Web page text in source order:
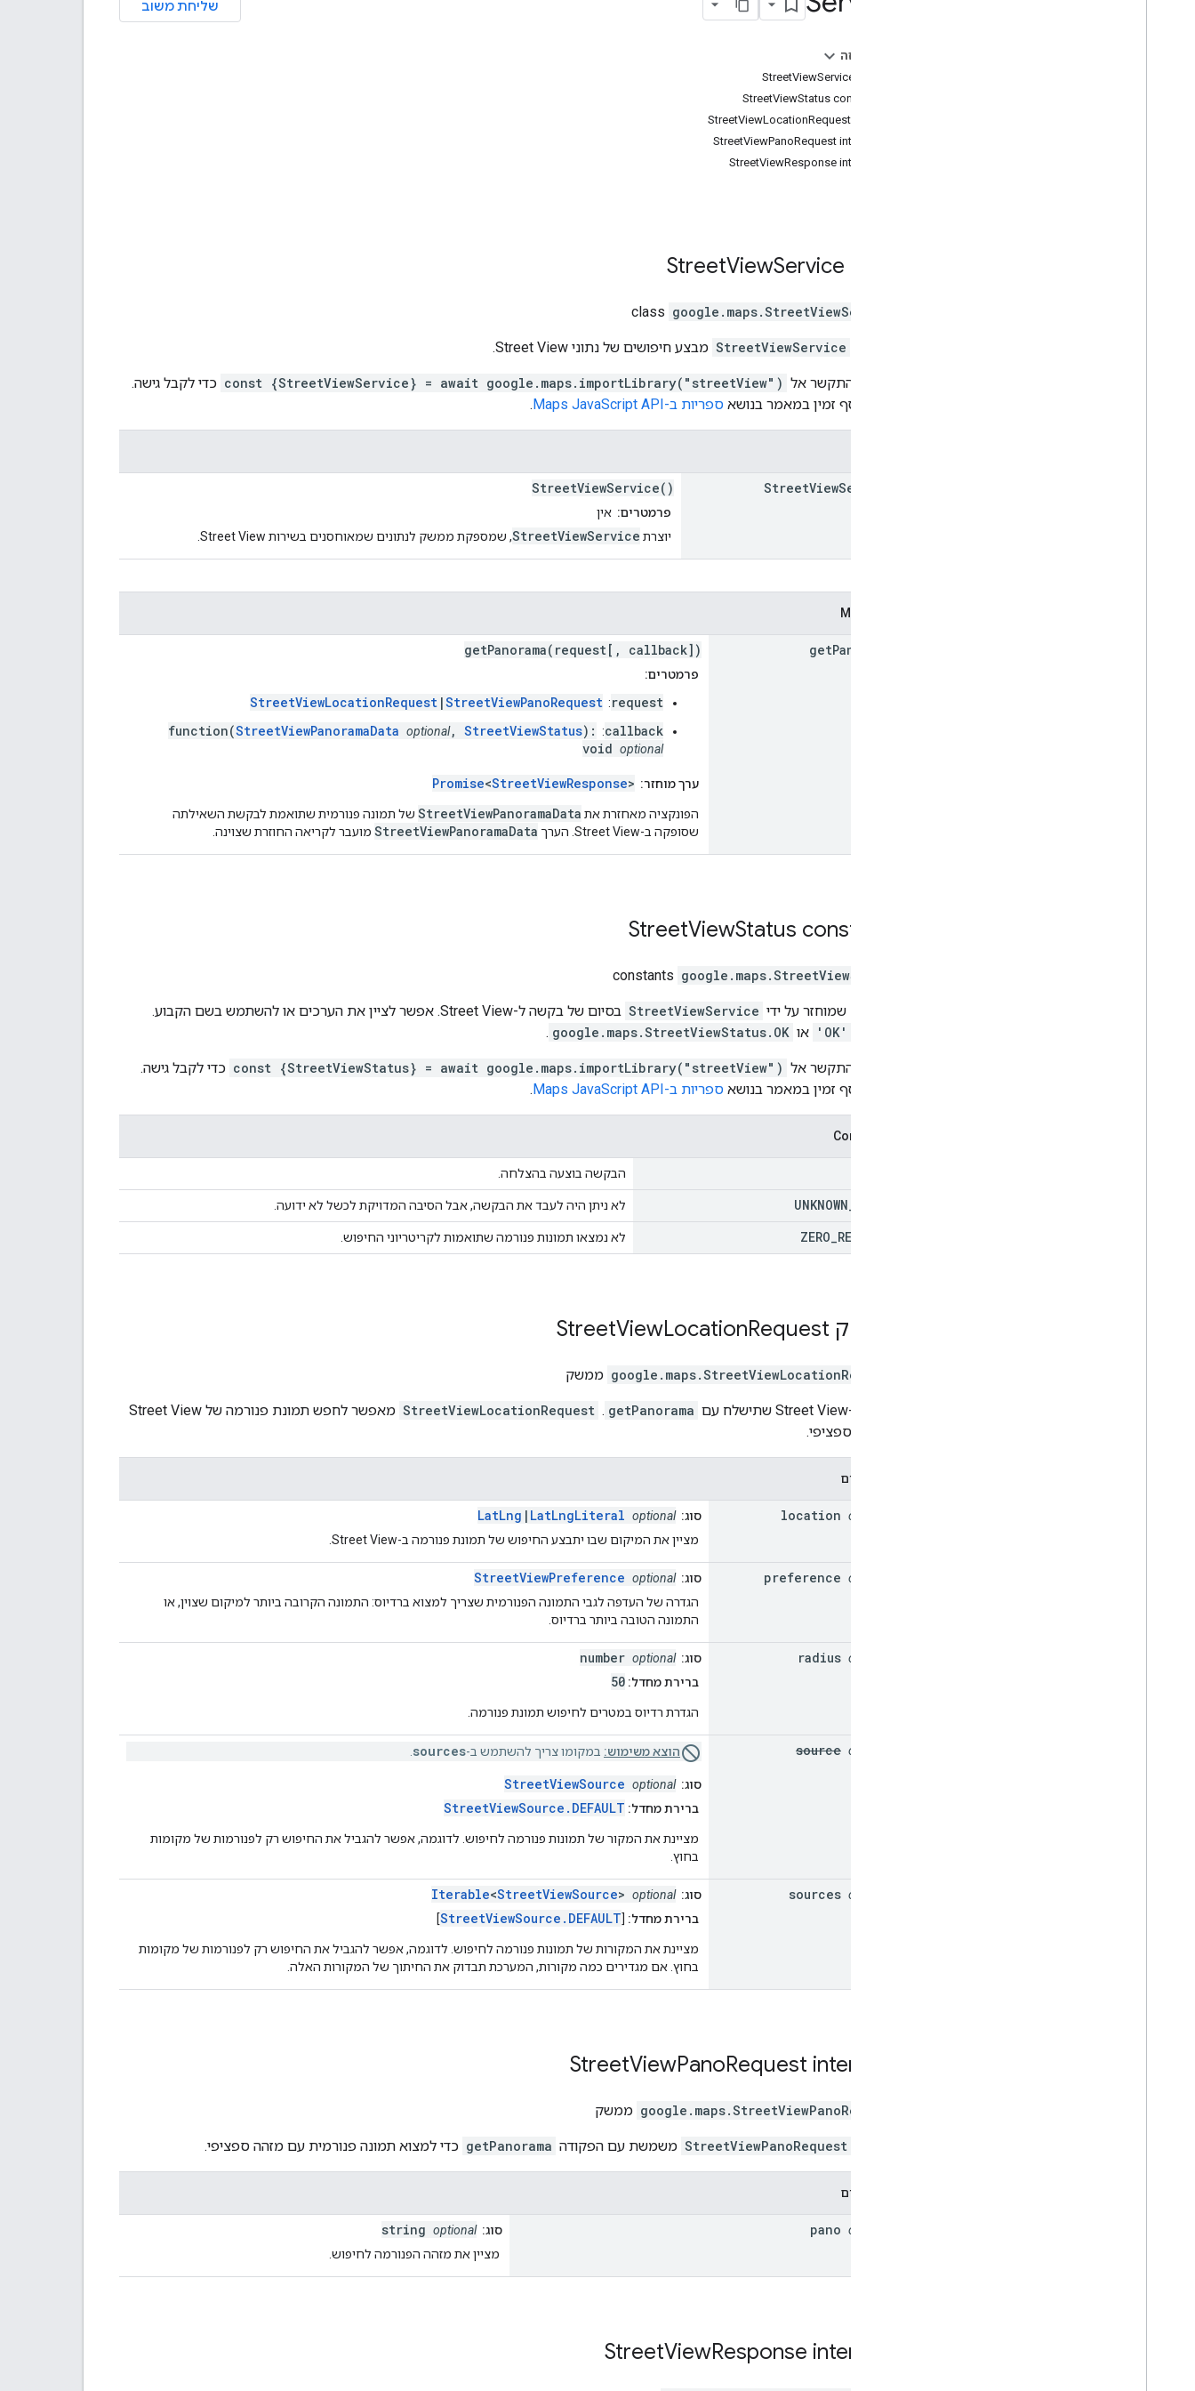
שליחת משוב
בדף הזה
‫StreetViewService class
StreetViewStatus constants
‫StreetViewPanoRequest interface
‫StreetViewResponse interface
StreetViewService
google.maps.StreetViewService
StreetViewService מבצע חיפושים של נתוני Street View.
אפשר להתקשר אל const {StreetViewService} = await google.maps.importLibrary("streetView") כדי לקבל גישה.
מידע נוסף זמין במאמר בנושא ספריות ב-Maps JavaScript API .
StreetViewService
StreetViewService()
פרמטרים: אין
יוצרת StreetViewService, שמספקת ממשק לנתונים שמאוחסנים בשירות Street View.
Methods
getPanorama
getPanorama(request[, callback])
פרמטרים:
request
:
StreetViewLocationRequest |StreetViewPanoRequest
callback
:
function(StreetViewPanoramaData optional,StreetViewStatus):
voidoptional
ערך מוחזר: Promise<StreetViewResponse>
הפונקציה מאחזרת את StreetViewPanoramaDataשל תמונה פנורמית שתואמת לבקשת השאילתה
שסופקה ב-Street View. הערך
StreetViewPanoramaDataמועבר לקריאה החוזרת שצוינה.
StreetViewStatus constants
google.maps.StreetViewStatus
הסטטוס שמוחזר על ידי StreetViewService
בסיום של בקשה ל-Street View. אפשר לציין את הערכים או להשתמש בשם הקבוע.
'OK' או google.maps.StreetViewStatus.OK
.
אפשר להתקשר אל const {StreetViewStatus} = await google.maps.importLibrary("streetView") כדי לקבל גישה.
מידע נוסף זמין במאמר בנושא ספריות ב-Maps JavaScript API .
Constants
הבקשה בוצעה בהצלחה.
UNKNOWN לא ניתן היה לעבד את הבקשה, אבל הסיבה המדויקת לכשל לא ידועה.
ZERO RESULTS לא נמצאו תמונות פנורמה שתואמות לקריטריוני החיפוש.
ממשק StreetViewLocationRequest
google.maps.StreetViewLocationRequest ממשק
בקשה ל-Street View שתישלח עם getPanorama
. ‫
StreetViewLocationRequest
מאפשר לחפש תמונת פנורמה של Street View
במיקום ספציפי.
מאפיינים
location optional סוג: LatLng | LatLngLiteral optional
מציין את המיקום שבו יתבצע החיפוש של תמונת פנורמה ב-Street View.
preference optional סוג: StreetViewPreference optional
הגדרה של העדפה לגבי התמונה הפנורמית שצריך למצוא ברדיוס: התמונה הקרובה ביותר למיקום שצוין, או
התמונה הטובה ביותר ברדיוס.
radius optional סוג: number optional
ברירת מחדל: 50
הגדרת רדיוס במטרים לחיפוש תמונת פנורמה.
source optional הוצא משימוש: במקומו צריך להשתמש ב-sources
סוג: StreetViewSource optional
ברירת מחדל: StreetViewSource.DEFAULT
מציינת את המקור של תמונות פנורמה לחיפוש. לדוגמה, אפשר להגביל את החיפוש רק לפנורמות של מקומות
בחוץ.
sources optional סוג: Iterable<StreetViewSource> optional
ברירת מחדל: [
StreetViewSource.DEFAULT
]
מציינת את המקורות של תמונות פנורמה לחיפוש. לדוגמה, אפשר להגביל את החיפוש רק לפנורמות של מקומות
בחוץ. אם מגדירים כמה מקורות, המערכת תבדוק את החיתוך של המקורות האלה.
StreetViewPanoRequest interface
google.maps.StreetViewPanoRequest ממשק
StreetViewPanoRequest משמשת עם הפקודה getPanorama כדי למצוא תמונה פנורמית עם מזהה ספציפי.
מאפיינים
pano optional סוג: string optional
מציין את מזהה הפנורמה לחיפוש.
StreetViewResponse interface